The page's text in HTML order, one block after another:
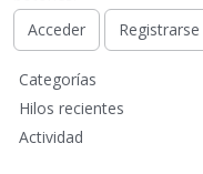
Acceder
Registrarse
E
n
a
Categorías
Hilos recientes
Actividad